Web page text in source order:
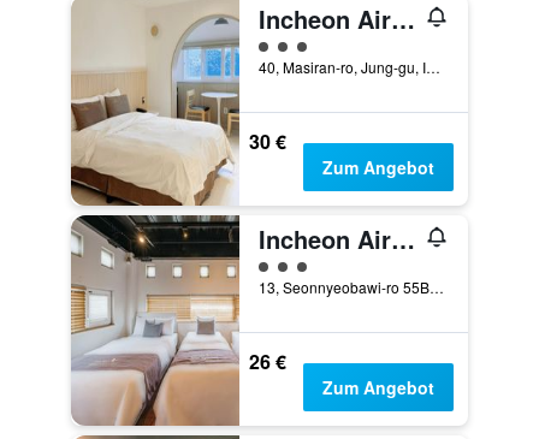
Incheon Airport Hotel Oceanside
Bewertungskategorie 3
40, Masiran-ro, Jung-gu, Incheon, Südkorea
30 €
Zum Angebot
Incheon Airport Hotel Oceanview
Bewertungskategorie 3
13, Seonnyeobawi-ro 55Beon-Gil, Jung-gu, Incheon, Südkorea
26 €
Zum Angebot